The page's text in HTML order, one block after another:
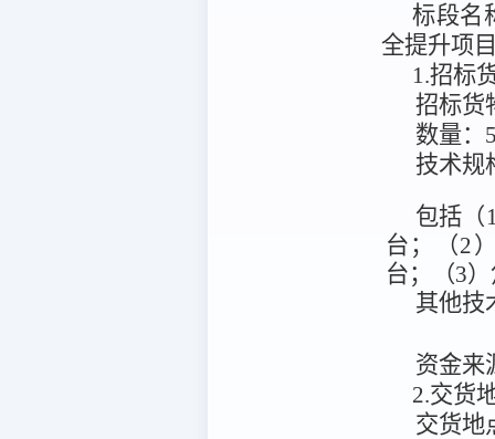
标段名
全提升项
1.招标
招标货
数量：
技术规
包括（
台；（2
台；（3
其他技
资金来
2.交货
交货地